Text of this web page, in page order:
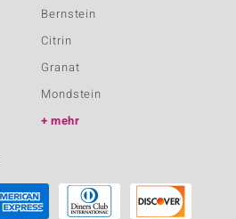
Bernstein
Citrin
Granat
Mondstein
mehr